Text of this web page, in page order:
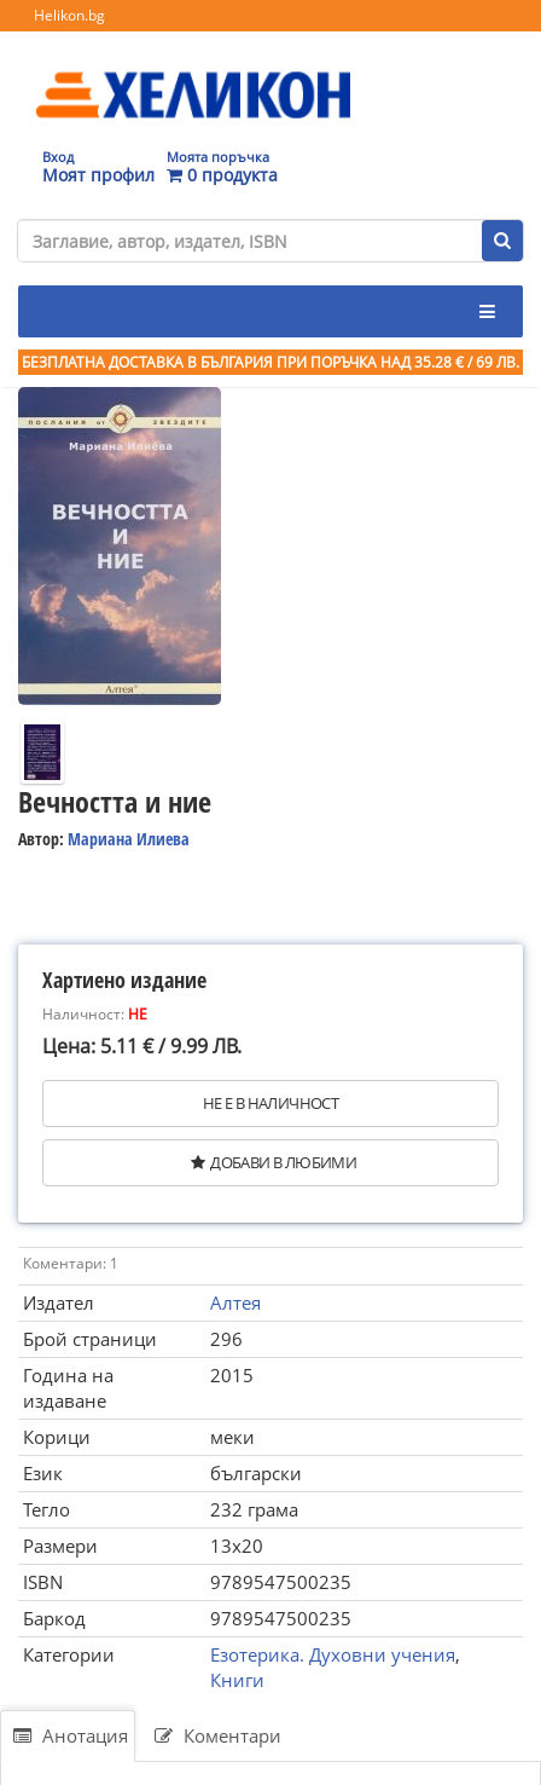
Helikon.bg
Вход
Моят профил
Моята поръчка
0 продукта
БЕЗПЛАТНА ДОСТАВКА В БЪЛГАРИЯ ПРИ ПОРЪЧКА НАД 35.28 € / 69 ЛВ.
Вечността и ние
Автор: Мариана Илиева
Хартиено издание
Наличност: НЕ
Цена: 5.11 € / 9.99 ЛВ.
НЕ Е В НАЛИЧНОСТ
ДОБАВИ В ЛЮБИМИ
Коментари: 1
Издател
Алтея
Брой страници
296
Година на
издаване
2015
Корици
меки
Език
български
Тегло
232 грама
Размери
13x20
ISBN
9789547500235
Баркод
9789547500235
Категории
Езотерика. Духовни учения,
Книги
Анотация Коментари